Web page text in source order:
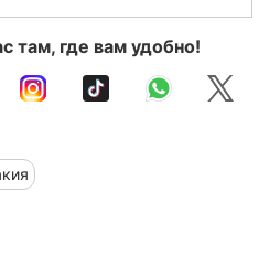
там, где вам удобно!